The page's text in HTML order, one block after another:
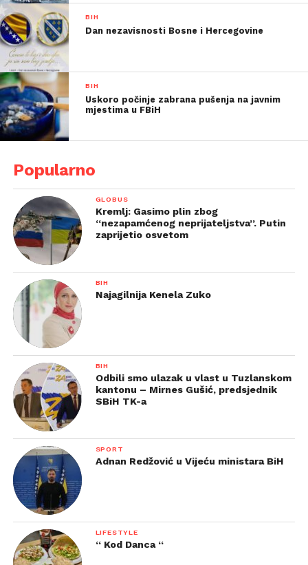
BIH
Dan nezavisnosti Bosne i Hercegovine
BIH
Uskoro počinje zabrana pušenja na javnim
mjestima u FBiH
Popularno
GLOBUS
Kremlj: Gasimo plin zbog
“nezapamćenog neprijateljstva”. Putin
zaprijetio osvetom
BIH
Najagilnija Kenela Zuko
BIH
Odbili smo ulazak u vlast u Tuzlanskom
kantonu – Mirnes Gušić, predsjednik
SBiH TK-a
SPORT
Adnan Redžović u Vijeću ministara BiH
LIFESTYLE
“ Kod Danca “